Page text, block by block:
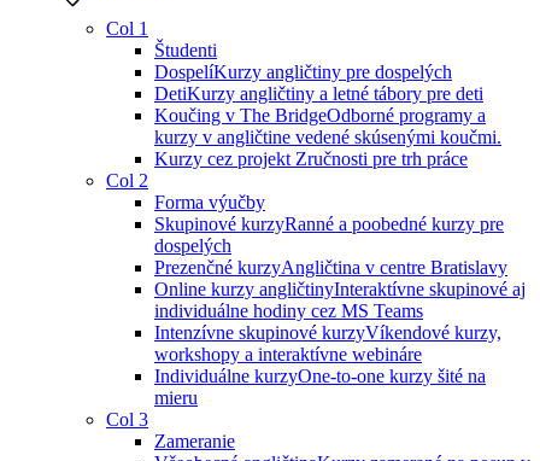
Col 1
Študenti
DospelíKurzy angličtiny pre dospelých
DetiKurzy angličtiny a letné tábory pre deti
Koučing v The BridgeOdborné programy a
kurzy v angličtine vedené skúsenými koučmi.
Kurzy cez projekt Zručnosti pre trh práce
Col 2
Forma výučby
Skupinové kurzyRanné a poobedné kurzy pre
dospelých
Prezenčné kurzyAngličtina v centre Bratislavy
Online kurzy angličtinyInteraktívne skupinové aj
individuálne hodiny cez MS Teams
Intenzívne skupinové kurzyVíkendové kurzy,
workshopy a interaktívne webináre
Individuálne kurzyOne-to-one kurzy šité na
mieru
Col 3
Zameranie